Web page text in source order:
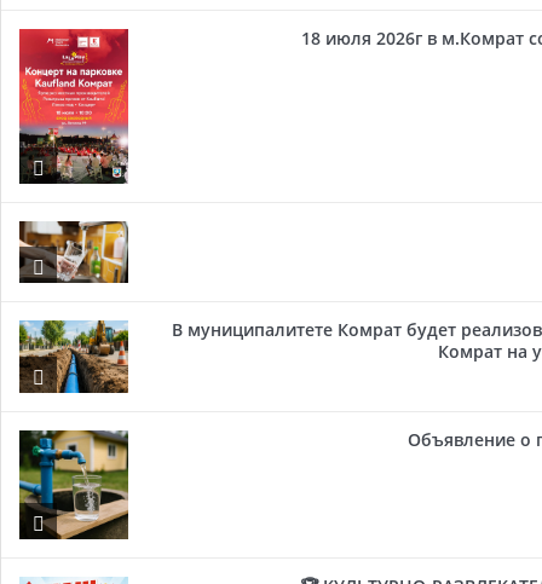
18 июля 2026г в м.Комрат
В муниципалитете Комрат будет
Комрат на
Объявление о